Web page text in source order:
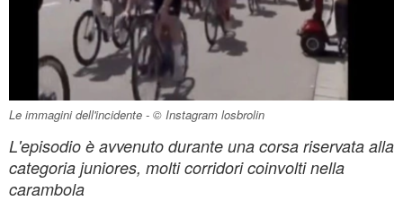
Le immagini dell'incidente - © Instagram losbrolin
L'episodio è avvenuto durante una corsa riservata alla
categoria juniores, molti corridori coinvolti nella
carambola